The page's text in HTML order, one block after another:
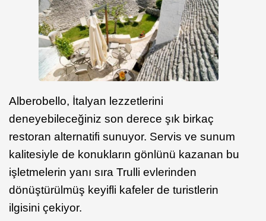
Alberobello, İtalyan lezzetlerini
deneyebileceğiniz son derece şık birkaç
restoran alternatifi sunuyor. Servis ve sunum
kalitesiyle de konukların gönlünü kazanan bu
işletmelerin yanı sıra Trulli evlerinden
dönüştürülmüş keyifli kafeler de turistlerin
ilgisini çekiyor.